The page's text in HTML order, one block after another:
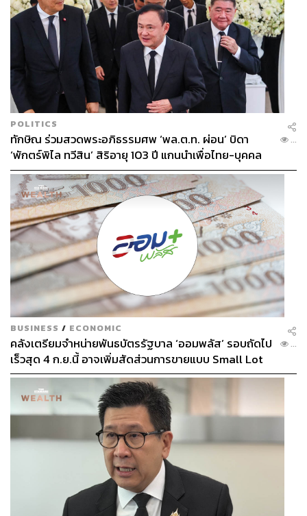
POLITICS
ทักษิณ ร่วมสวดพระอภิธรรมศพ ‘พล.ต.ท. ผ่อน’ บิดา
‘พักตร์พิไล ทวีสิน’ สิริอายุ 103 ปี แกนนำเพื่อไทย-บุคคล
หลากวงการร่วมอาลัย
...
BUSINESS / ECONOMIC
คลังเตรียมจำหน่ายพันธบัตรรัฐบาล ‘ออมพลัส’ รอบถัดไป
เร็วสุด 4 ก.ย.นี้ อาจเพิ่มสัดส่วนการขายแบบ Small Lot
First มากขึ้น
...